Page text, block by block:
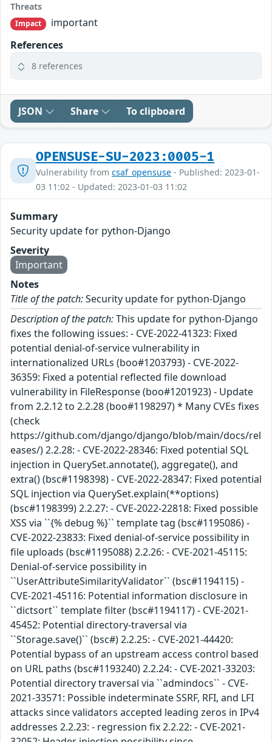
Threats
Impact
important
References
8 references
JSON Share To clipboard
OPENSUSE-SU-2023:0005-1
Vulnerability from csaf_opensuse - Published: 2023-01-
03 11:02 - Updated: 2023-01-03 11:02
Summary
Security update for python-Django
Severity
Important
Notes
Title of the patch:Security update for python-Django
Description of the patch:This update for python-Django
fixes the following issues: - CVE-2022-41323: Fixed
potential denial-of-service vulnerability in
internationalized URLs (boo#1203793) - CVE-2022-
36359: Fixed a potential reflected file download
vulnerability in FileResponse (boo#1201923) - Update
from 2.2.12 to 2.2.28 (boo#1198297) * Many CVEs fixes
(check
https://github.com/django/django/blob/main/docs/rel
eases/) 2.2.28: - CVE-2022-28346: Fixed potential SQL
injection in QuerySet.annotate(), aggregate(), and
extra() (bsc#1198398) - CVE-2022-28347: Fixed potential
SQL injection via QuerySet.explain(**options)
(bsc#1198399) 2.2.27: - CVE-2022-22818: Fixed possible
XSS via ``{% debug %}`` template tag (bsc#1195086) -
CVE-2022-23833: Fixed denial-of-service possibility in
file uploads (bsc#1195088) 2.2.26: - CVE-2021-45115:
Denial-of-service possibility in
``UserAttributeSimilarityValidator`` (bsc#1194115) -
CVE-2021-45116: Potential information disclosure in
``dictsort`` template filter (bsc#1194117) - CVE-2021-
45452: Potential directory-traversal via
``Storage.save()`` (bsc#) 2.2.25: - CVE-2021-44420:
Potential bypass of an upstream access control based
on URL paths (bsc#1193240) 2.2.24: - CVE-2021-33203:
Potential directory traversal via ``admindocs`` - CVE-
2021-33571: Possible indeterminate SSRF, RFI, and LFI
attacks since validators accepted leading zeros in IPv4
addresses 2.2.23: - regression fix 2.2.22: - CVE-2021-